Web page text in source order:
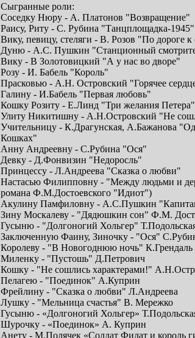
Сыгранные роли:
Соседку Нюру - А. Платонов "Возвращение"
Раису, Риту - С. Рубина "Танцплощадка-1945"
Вику, певицу, стеляги - В. Розов "По дороге к
Дуню - А.С. Пушкин "Станционный
Вику - В Золотовицкий "А у нас во дворе"
Розу - И. Бабель "Король"
Прасковью - А.Н. Островский "Горячее
Галину - И.Бабель "Первая любовь"
Кошку Розиту - Е.Линд "Три желания Петера"
Улиту Никитишну - А.Н.Островский "Не
Учительницу - К.Драгунская, А.Бажанова
Кошках"
Анну Андреевну - С.Рубина "Ося"
Девку - Д.Фонвизин "Недоросль"
Принцессу - Л.Андреева "Сказка о любви"
Настасью Филипповну - "Между людьми и
романа Ф.М.Достоевского "Идиот")
Акулину Памфиловну - А.С.Пушкин
Зину Москалеву - "Дядюшкин сон" Ф.М.
Гусыню - "Долгоногий Хольгер"
Заключенную Фаину, Зиночку - "Ося"
Королеву - "В Новогоднюю ночь" К.Грендаль
Миленку - "Пустошь" Д.Петрович
Кошку - "Не сошлись характерами!"
Пелагею - "Поединок" А.Куприн
Фрейлину - "Сказка о любви" Л.Андреева
Лушку - "Мельница счастья" В. Мережко
Гусыню - «Долгоногий Хольгер»
Шурочку - «Поединок» А. Куприн
Анету - М.Полячек «Солдат Филат и король